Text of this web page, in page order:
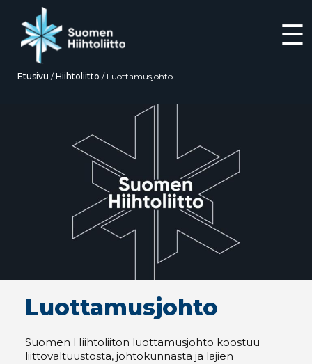
☰
Etusivu /Hiihtoliitto / Luottamusjohto
Luottamusjohto
Suomen Hiihtoliiton luottamusjohto koostuu
liittovaltuustosta, johtokunnasta ja lajien